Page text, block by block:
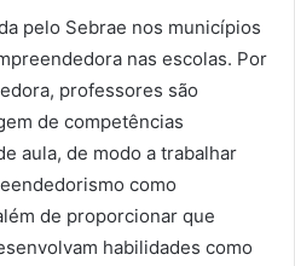
pelo Sebrae nos municípios
nas escolas. Por
professores são
de competências
aula, de modo a trabalhar
como
de proporcionar que
habilidades como